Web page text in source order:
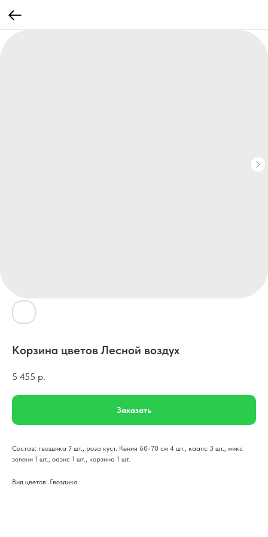
Корзина цветов Лесной воздух
5 455 р.
Заказать
Состав: гвоздика 7 шт., роза куст. Кения 60-70 см 4 шт., каапс 3 шт., микс
зелени 1 шт., оазис 1 шт., корзина 1 шт.
Вид цветов: Гвоздика